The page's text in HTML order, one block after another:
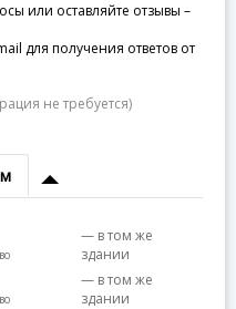
или оставляйте отзывы –
для получения ответов от
не требуется)
— в том же
здании
— в том же
здании